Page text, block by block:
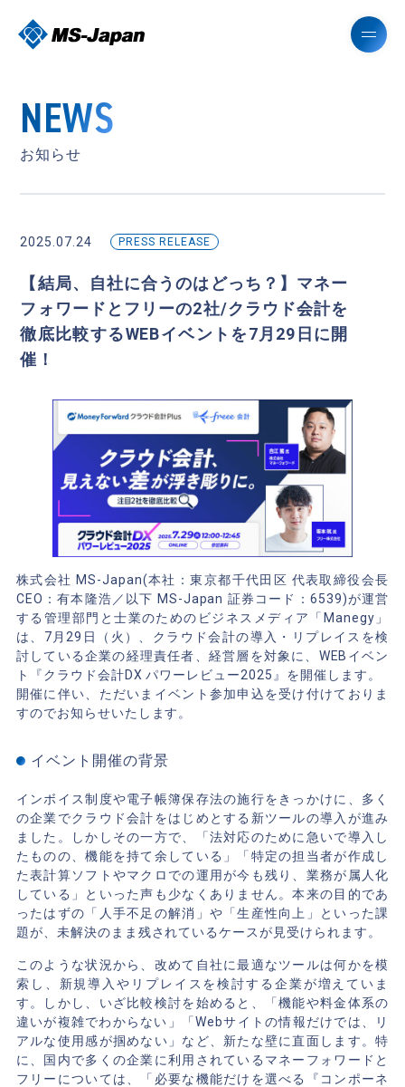
NEWS
お知らせ
2025.07.24 PRESS RELEASE
【結局、自社に合うのはどっち？】マネー
フォワードとフリーの2社/クラウド会計を
徹底比較するWEBイベントを7月29日に開
催！
株式会社 MS-Japan(本社：東京都千代田区 代表取締役会長
CEO：有本隆浩／以下 MS-Japan 証券コード：6539)が運営
する管理部門と士業のためのビジネスメディア「Manegy」
は、7月29日（火）、クラウド会計の導入・リプレイスを検
討している企業の経理責任者、経営層を対象に、WEBイベン
ト『クラウド会計DX パワーレビュー2025』を開催します。
開催に伴い、ただいまイベント参加申込を受け付けておりま
すのでお知らせいたします。
イベント開催の背景
インボイス制度や電子帳簿保存法の施行をきっかけに、多く
の企業でクラウド会計をはじめとする新ツールの導入が進み
ました。しかしその一方で、「法対応のために急いで導入し
たものの、機能を持て余している」「特定の担当者が作成し
た表計算ソフトやマクロでの運用が今も残り、業務が属人化
している」といった声も少なくありません。本来の目的であ
ったはずの「人手不足の解消」や「生産性向上」といった課
題が、未解決のまま残されているケースが見受けられます。
このような状況から、改めて自社に最適なツールは何かを模
索し、新規導入やリプレイスを検討する企業が増えていま
す。しかし、いざ比較検討を始めると、「機能や料金体系の
違いが複雑でわからない」「Webサイトの情報だけでは、リ
アルな使用感が掴めない」など、新たな壁に直面します。特
に、国内で多くの企業に利用されているマネーフォワードと
フリーについては、「必要な機能だけを選べる『コンポーネ